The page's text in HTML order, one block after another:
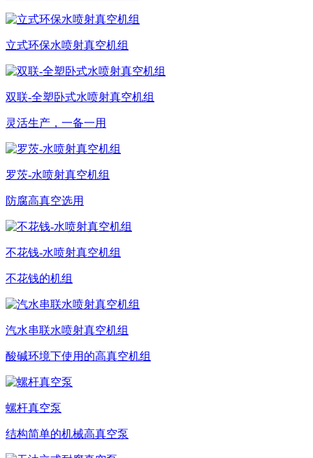
立式环保水喷射真空机组
双联-全塑卧式水喷射真空机组
灵活生产，一备一用
罗茨-水喷射真空机组
防腐高真空选用
不花钱-水喷射真空机组
不花钱的机组
汽水串联水喷射真空机组
酸碱环境下使用的高真空机组
螺杆真空泵
结构简单的机械高真空泵